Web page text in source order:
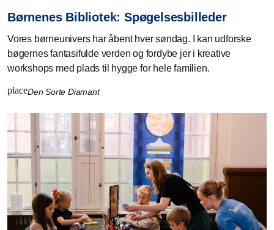
Børnenes Bibliotek: Spøgelsesbilleder
Vores børneunivers har åbent hver søndag. I kan udforske
bøgernes fantasifulde verden og fordybe jer i kreative
workshops med plads til hygge for hele familien.
placeDen Sorte Diamant